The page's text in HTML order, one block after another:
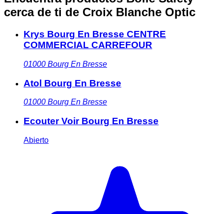
cerca de ti de Croix Blanche Optic
Krys Bourg En Bresse CENTRE
COMMERCIAL CARREFOUR
01000 Bourg En Bresse
Atol Bourg En Bresse
01000 Bourg En Bresse
Ecouter Voir Bourg En Bresse
Abierto